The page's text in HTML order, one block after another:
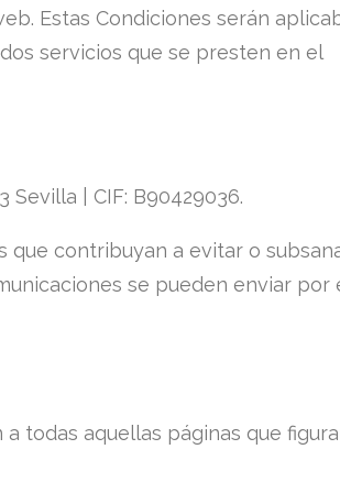
Estas Condiciones serán
servicios que se presten en el
Sevilla | CIF: B90429036.
que contribuyan a evitar o
se pueden enviar por
todas aquellas páginas que